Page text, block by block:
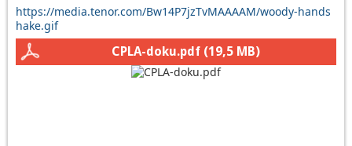
https://media.tenor.com/Bw14P7jzTvMAAAAM/woody-hands
hake.gif
CPLA-doku.pdf (19,5 MB)